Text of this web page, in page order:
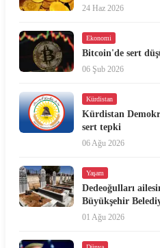
24 Haz 2026
Ekonomi
Bitcoin'de sert
06 Şub 2026
Kürdistan
Kürdistan
sert tepki
06 Ağu 2026
Yaşam
Dedeoğulları
Büyükşehir
01 Ağu 2026